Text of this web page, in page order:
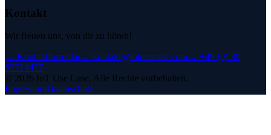
Kontakt
Wir freuen uns, von dir zu hören!
→ Kontaktformular→ kontakt@iotusecase.com→ +49 (0) 30
57714477
© 2026 IoT Use Case. Alle Rechte vorbehalten.
ImpressumDatenschutz